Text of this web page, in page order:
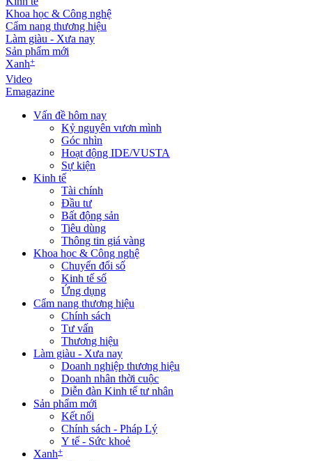
Khoa học & Công nghệ
Cẩm nang thương hiệu
Làm giàu - Xưa nay
Sản phẩm mới
Xanh+
Video
Emagazine
Vấn đề hôm nay
Kỷ nguyên vươn mình
Góc nhìn
Hoạt động IDE/VUSTA
Sự kiện
Kinh tế
Tài chính
Đầu tư
Bất động sản
Tiêu dùng
Thông tin giá vàng
Khoa học & Công nghệ
Chuyển đổi số
Kinh tế số
Ứng dụng
Cẩm nang thương hiệu
Chính sách
Tư vấn
Thương hiệu
Làm giàu - Xưa nay
Doanh nghiệp thương hiệu
Doanh nhân thời cuộc
Diễn đàn Kinh tế tư nhân
Sản phẩm mới
Kết nối
Chính sách - Pháp Lý
Y tế - Sức khoẻ
Xanh+